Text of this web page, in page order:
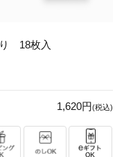
18枚入
1,620円(税込)